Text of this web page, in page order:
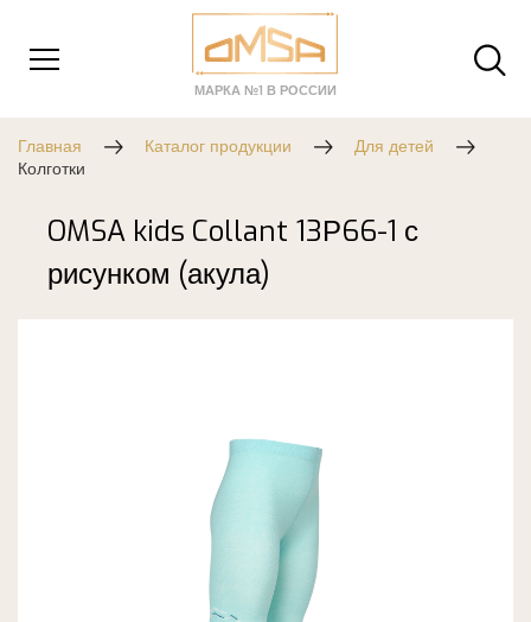
МАРКА №1 В РОССИИ
Главная Каталог продукции
Для детей
Колготки
OMSA kids Collant 13Р66-1 с
рисунком (акула)